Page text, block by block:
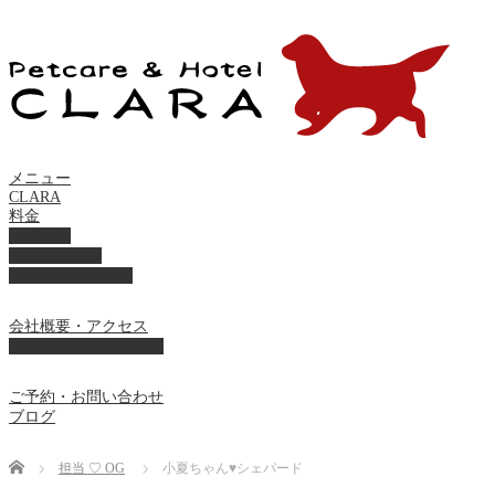
メニュー
CLARA
料金
会社概要・アクセス
ご予約・お問い合わせ
ブログ
Home 担当 ♡ OG 小夏ちゃん♥シェパード